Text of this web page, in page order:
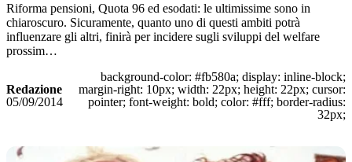
Riforma pensioni, Quota 96 ed esodati: le ultimissime sono in
chiaroscuro. Sicuramente, quanto uno di questi ambiti potrà
influenzare gli altri, finirà per incidere sugli sviluppi del welfare
prossim…
Redazione
05/09/2014
background-color: #fb580a; display: inline-block;
margin-right: 10px; width: 22px; height: 22px; cursor:
pointer; font-weight: bold; color: #fff; border-radius:
32px;